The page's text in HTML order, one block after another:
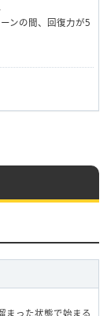
ンの間、回復力が5
まった状態で始まる